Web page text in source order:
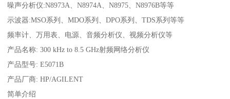
噪声分析仪:N8973A、N8974A、N8975、N8976B等等
示波器:MSO系列、MDO系列、DPO系列、TDS系列等等
频率计、万用表、电源、音频分析仪、视频分析仪等
产品名称: 300 kHz to 8.5 GHz射频网络分析仪
产品型号: E5071B
产品厂商: HP/AGILENT
简单介绍